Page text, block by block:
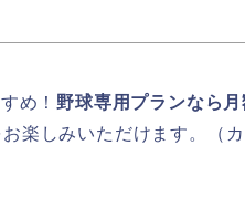
め！ 野球専用プランなら
楽しみいただけます。（